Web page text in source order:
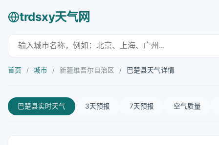
trdsxy天气网
首页 / 城市 / 新疆维吾尔自治区 / 巴楚县天气详情
巴楚县实时天气 3天预报 7天预报 空气质量